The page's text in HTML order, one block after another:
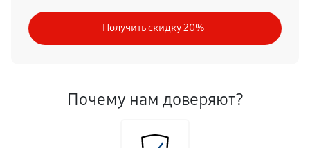
Получить скидку 20%
Почему нам доверяют?